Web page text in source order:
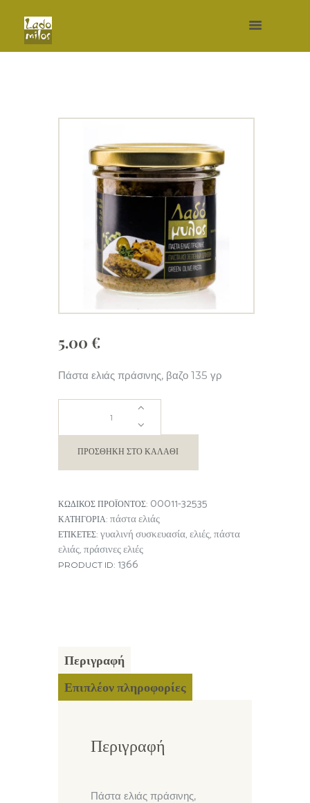
5.00 €
Πάστα ελιάς πράσινης, βαζο 135 γρ
ΕΛΙΑΣ
ποσότητα
ΠΡΟΣΘΉΚΗ ΣΤΟ ΚΑΛΆΘΙ
ΚΩΔΙΚΌΣ ΠΡΟΪΌΝΤΟΣ: 00011-32535
ΚΑΤΗΓΟΡΊΑ: πάστα ελιάς
ΕΤΙΚΈΤΕΣ: γυαλινή συσκευασία, ελιές, πάστα
ελιάς, πράσινες ελιές
PRODUCT ID: 1366
Περιγραφή
Επιπλέον πληροφορίες
Περιγραφή
Πάστα ελιάς πράσινης,